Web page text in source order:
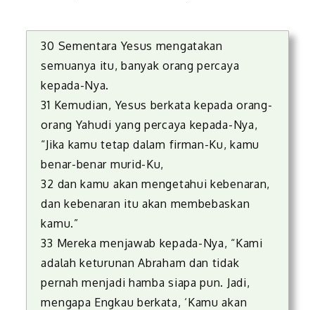
30 Sementara Yesus mengatakan
semuanya itu, banyak orang percaya
kepada-Nya.
31 Kemudian, Yesus berkata kepada orang-
orang Yahudi yang percaya kepada-Nya,
“Jika kamu tetap dalam firman-Ku, kamu
benar-benar murid-Ku,
32 dan kamu akan mengetahui kebenaran,
dan kebenaran itu akan membebaskan
kamu.”
33 Mereka menjawab kepada-Nya, “Kami
adalah keturunan Abraham dan tidak
pernah menjadi hamba siapa pun. Jadi,
mengapa Engkau berkata, ‘Kamu akan